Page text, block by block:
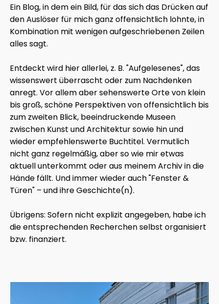
Ein Blog, in dem ein Bild, für das sich das Drücken auf
den Auslöser für mich ganz offensichtlich lohnte, in
Kombination mit wenigen aufgeschriebenen Zeilen
alles sagt.
Entdeckt wird hier allerlei, z. B. "Aufgelesenes", das
wissenswert überrascht oder zum Nachdenken
anregt. Vor allem aber sehenswerte Orte von klein
bis groß, schöne Perspektiven von offensichtlich bis
zum zweiten Blick, beeindruckende Museen
zwischen Kunst und Architektur sowie hin und
wieder empfehlenswerte Buchtitel. Vermutlich
nicht ganz regelmäßig, aber so wie mir etwas
aktuell unterkommt oder aus meinem Archiv in die
Hände fällt. Und immer wieder auch "Fenster &
Türen" – und ihre Geschichte(n).
Übrigens: Sofern nicht explizit angegeben, habe ich
die entsprechenden Recherchen selbst organisiert
bzw. finanziert.